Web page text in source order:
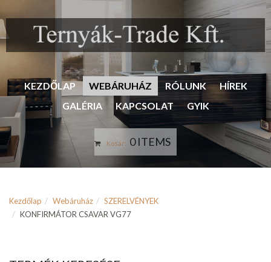
KEZDŐLAP WEBÁRUHÁZ RÓLUNK
HÍREK
GALÉRIA
KAPCSOLAT GYIK
Kosár: 0 ITEMS
Kezdőlap Webáruház
SZERELVÉNYEK
KONFIRMÁTOR CSAVAR VG77